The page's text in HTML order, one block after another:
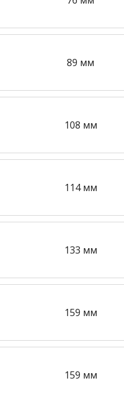
89 мм
108 мм
114 мм
133 мм
159 мм
159 мм